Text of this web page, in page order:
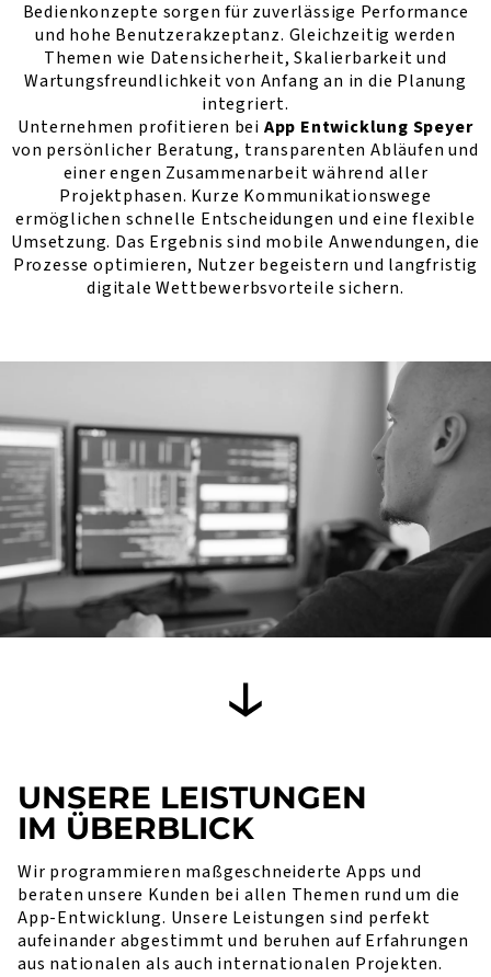
Bedienkonzepte sorgen für zuverlässige Performance
und hohe Benutzerakzeptanz. Gleichzeitig werden
Themen wie Datensicherheit, Skalierbarkeit und
Wartungsfreundlichkeit von Anfang an in die Planung
integriert.
Unternehmen profitieren bei App Entwicklung Speyer
von persönlicher Beratung, transparenten Abläufen und
einer engen Zusammenarbeit während aller
Projektphasen. Kurze Kommunikationswege
ermöglichen schnelle Entscheidungen und eine flexible
Umsetzung. Das Ergebnis sind mobile Anwendungen, die
Prozesse optimieren, Nutzer begeistern und langfristig
digitale Wettbewerbsvorteile sichern.
UNSERE LEISTUNGEN
IM ÜBERBLICK
Wir programmieren maßgeschneiderte Apps und
beraten unsere Kunden bei allen Themen rund um die
App-Entwicklung. Unsere Leistungen sind perfekt
aufeinander abgestimmt und beruhen auf Erfahrungen
aus nationalen als auch internationalen Projekten.